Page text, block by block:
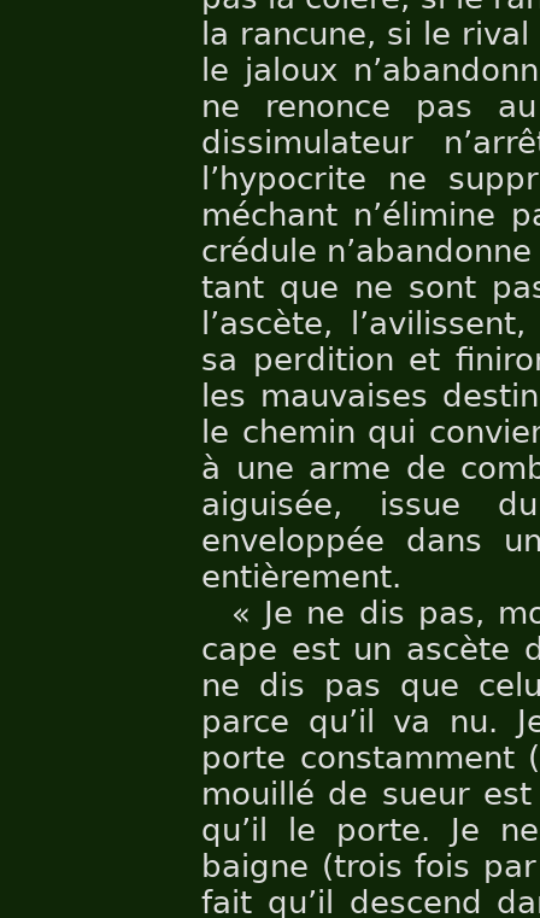
la rancune, si le
le jaloux
ne renonce pas
dissimulateur
l’hypocrite ne
méchant n’élimine
crédule
tant que ne sont
l’ascète,
sa perdition et
les mauvaises
le chemin qui
à une arme de
aiguisée, issue
enveloppée dans
entièrement.
« Je ne dis pas,
cape est un ascète
ne dis pas que
parce qu’il va nu.
porte constamment
mouillé de sueur
qu’il le porte. Je
baigne (trois fois
fait qu’il descend